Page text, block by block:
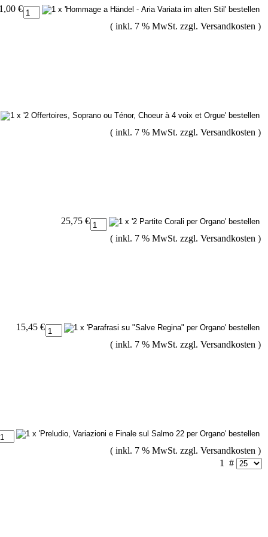
€
( inkl. 7 % MwSt. zzgl. Versandkosten )
( inkl. 7 % MwSt. zzgl. Versandkosten )
25,75 €
( inkl. 7 % MwSt. zzgl. Versandkosten )
15,45 €
( inkl. 7 % MwSt. zzgl. Versandkosten )
( inkl. 7 % MwSt. zzgl. Versandkosten )
1 #